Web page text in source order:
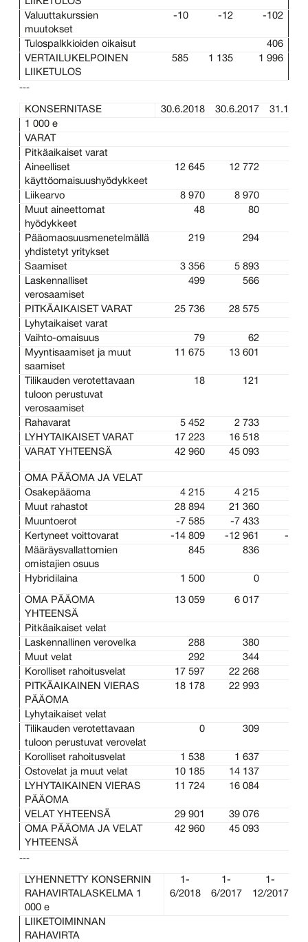
Valuuttakurssien
muutokset
-10 -12 -102
Tulospalkkioiden oikaisut
406
VERTAILUKELPOINEN
LIIKETULOS
585 1 135 1 996
---
KONSERNITASE 30.6.2018 30.6.2017
1 000 e
VARAT
Pitkäaikaiset varat
Aineelliset
käyttöomaisuushyödykkeet
12 645 12 772
Liikearvo 8 970 8 970
Muut aineettomat
hyödykkeet
48 80
Pääomaosuusmenetelmällä
yhdistetyt yritykset
219 294
Saamiset 3 356 5 893
Laskennalliset
verosaamiset
499 566
PITKÄAIKAISET VARAT 25 736 28 575
Lyhytaikaiset varat
Vaihto-omaisuus
79 62
Myyntisaamiset ja muut
saamiset
11 675 13 601
Tilikauden verotettavaan
tuloon perustuvat
verosaamiset
18 121
Rahavarat 5 452 2 733
LYHYTAIKAISET VARAT
17 223 16 518
VARAT YHTEENSÄ
42 960 45 093
OMA PÄÄOMA JA VELAT
Osakepääoma
4 215 4 215
Muut rahastot
28 894 21 360
Muuntoerot
-7 585 -7 433
Kertyneet voittovarat
-14 809 -12 961
-13
Määräysvallattomien
omistajien osuus
845 836
Hybridilaina 1 500 0
OMA PÄÄOMA
YHTEENSÄ
13 059 6 017
Pitkäaikaiset velat
Laskennallinen verovelka
288 380
Muut velat
292 344
Korolliset rahoitusvelat
17 597 22 268
PITKÄAIKAINEN VIERAS
PÄÄOMA
18 178 22 993
Lyhytaikaiset velat
Tilikauden verotettavaan
tuloon perustuvat verovelat
0 309
Korolliset rahoitusvelat 1 538 1 637
Ostovelat ja muut velat
10 185 14 137
LYHYTAIKAINEN VIERAS
PÄÄOMA
11 724 16 084
VELAT YHTEENSÄ 29 901 39 076
OMA PÄÄOMA JA VELAT
YHTEENSÄ
42 960 45 093
---
LYHENNETTY KONSERNIN
RAHAVIRTALASKELMA 1
000 e
1-
6/2018
1-
6/2017
1-
12/2017
LIIKETOIMINNAN
RAHAVIRTA